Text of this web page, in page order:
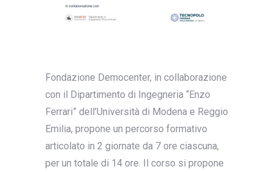
Fondazione Democenter, in collaborazione
con il Dipartimento di Ingegneria “Enzo
Ferrari” dell’Università di Modena e Reggio
Emilia, propone un percorso formativo
articolato in 2 giornate da 7 ore ciascuna,
per un totale di 14 ore. Il corso si propone